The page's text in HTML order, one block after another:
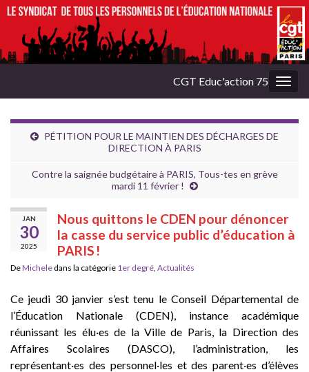
CGT Educ'action 75
PÉTITION POUR LE MAINTIEN DES DÉCHARGES DE
DIRECTION À PARIS
Contre la saignée budgétaire à PARIS, Tous-tes en grève
mardi 11 février !
JAN
30
2025
Nous quittons le CDEN pour dénoncer
la casse du service public d’éducation à
PARIS !
DeMichele dans la catégorie 1er degré, Actualités
Ce jeudi 30 janvier s’est tenu le Conseil Départemental de
l’Éducation Nationale (CDEN), instance académique
réunissant les élu·es de la Ville de Paris, la Direction des
Affaires Scolaires (DASCO), l’administration, les
représentant·es des personnel·les et des parent·es d’élèves